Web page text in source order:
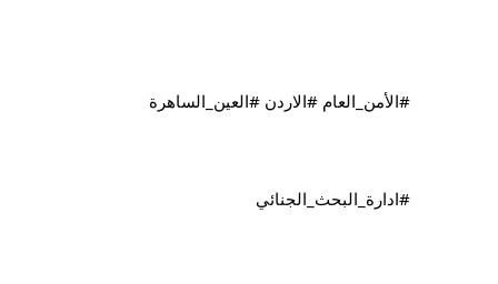
أصداء
إعلانات
نحن
اتصل
#الأمن_العام #الاردن #العين_الساهرة
#ادارة_البحث_الجنائي